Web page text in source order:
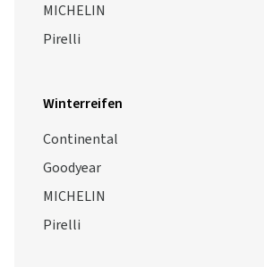
MICHELIN
Pirelli
Winterreifen
Continental
Goodyear
MICHELIN
Pirelli